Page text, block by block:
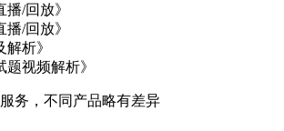
播/回放》
播/回放》
解析》
题视频解析》
务，不同产品略有差异